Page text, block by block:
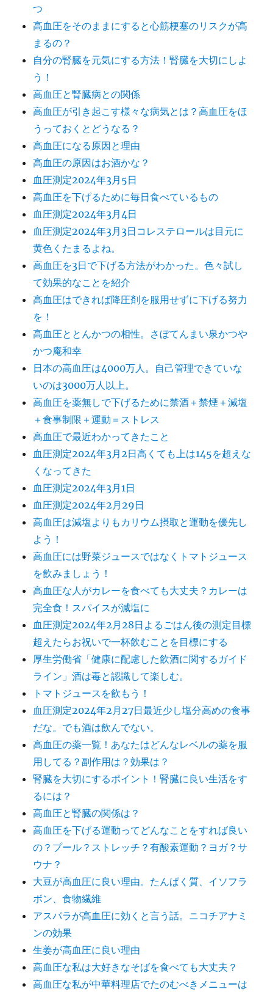
つ
高血圧をそのままにすると心筋梗塞のリスクが高
まるの？
自分の腎臓を元気にする方法！腎臓を大切にしよ
う！
高血圧と腎臓病との関係
高血圧が引き起こす様々な病気とは？高血圧をほ
うっておくとどうなる？
高血圧になる原因と理由
高血圧の原因はお酒かな？
血圧測定2024年3月5日
高血圧を下げるために毎日食べているもの
血圧測定2024年3月4日
血圧測定2024年3月3日コレステロールは目元に
黄色くたまるよね。
高血圧を3日で下げる方法がわかった。色々試し
て効果的なことを紹介
高血圧はできれば降圧剤を服用せずに下げる努力
を！
高血圧ととんかつの相性。さぼてんまい泉かつや
かつ庵和幸
日本の高血圧は4000万人。自己管理できていな
いのは3000万人以上。
高血圧を薬無しで下げるために禁酒＋禁煙＋減塩
＋食事制限＋運動＝ストレス
高血圧で最近わかってきたこと
血圧測定2024年3月2日高くても上は145を超えな
くなってきた
血圧測定2024年3月1日
血圧測定2024年2月29日
高血圧は減塩よりもカリウム摂取と運動を優先し
よう！
高血圧には野菜ジュースではなくトマトジュース
を飲みましょう！
高血圧な人がカレーを食べても大丈夫？カレーは
完全食！スパイスが減塩に
血圧測定2024年2月28日よるごはん後の測定目標
超えたらお祝いで一杯飲むことを目標にする
厚生労働省「健康に配慮した飲酒に関するガイド
ライン」酒は毒と認識して楽しむ。
トマトジュースを飲もう！
血圧測定2024年2月27日最近少し塩分高めの食事
だな。でも酒は飲んでない。
高血圧の薬一覧！あなたはどんなレベルの薬を服
用してる？副作用は？効果は？
腎臓を大切にするポイント！腎臓に良い生活をす
るには？
高血圧と腎臓の関係は？
高血圧を下げる運動ってどんなことをすれば良い
の？プール？ストレッチ？有酸素運動？ヨガ？サ
ウナ？
大豆が高血圧に良い理由。たんぱく質、イソフラ
ボン、食物繊維
アスパラが高血圧に効くと言う話。ニコチアナミ
ンの効果
生姜が高血圧に良い理由
高血圧な私は大好きなそばを食べても大丈夫？
高血圧な私が中華料理店でたのむべきメニューは